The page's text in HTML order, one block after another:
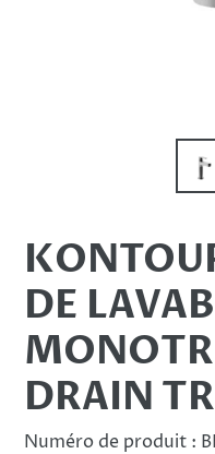
DE
DRAIN
Numéro de produit :